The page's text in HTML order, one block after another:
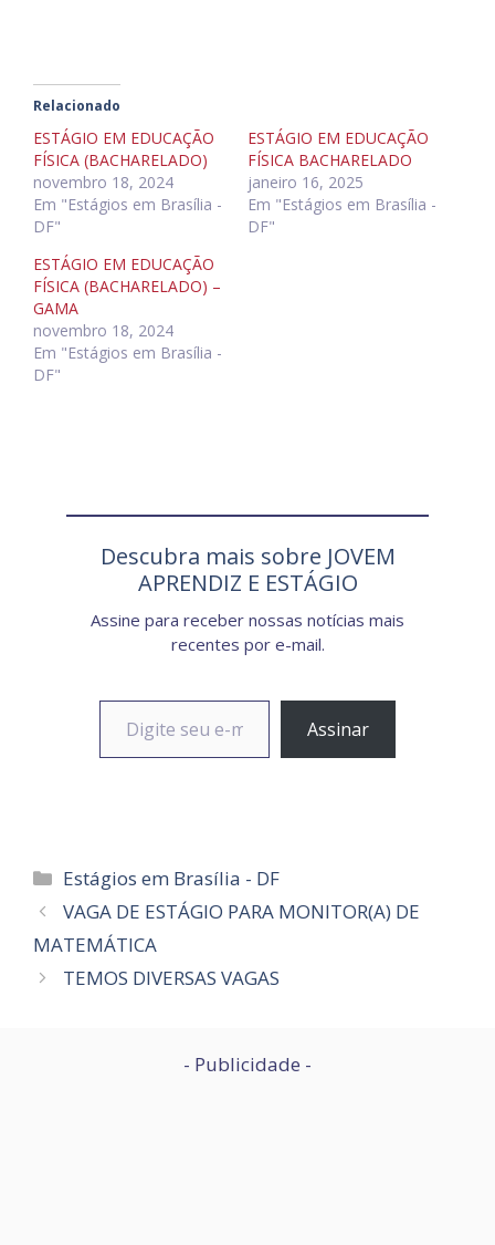
Relacionado
ESTÁGIO EM EDUCAÇÃO
FÍSICA (BACHARELADO)
novembro 18, 2024
Em "Estágios em Brasília -
DF"
ESTÁGIO EM EDUCAÇÃO
FÍSICA BACHARELADO
janeiro 16, 2025
Em "Estágios em Brasília -
DF"
ESTÁGIO EM EDUCAÇÃO
FÍSICA (BACHARELADO) –
GAMA
novembro 18, 2024
Em "Estágios em Brasília -
DF"
Descubra mais sobre JOVEM
APRENDIZ E ESTÁGIO
Assine para receber nossas notícias mais
recentes por e-mail.
Digite seu e-mail…
Assinar
Categorias
Estágios em Brasília - DF
VAGA DE ESTÁGIO PARA MONITOR(A) DE
MATEMÁTICA
TEMOS DIVERSAS VAGAS
- Publicidade -